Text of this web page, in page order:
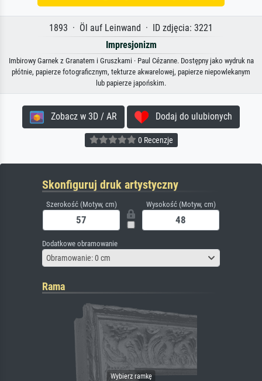
1893 · Öl auf Leinwand · ID zdjęcia: 3221
Impresjonizm
Imbirowy Garnek z Granatem i Gruszkami · Paul Cézanne. Dostępny jako wydruk na
płótnie, papierze fotograficznym, tekturze akwarelowej, papierze niepowlekanym
lub papierze japońskim.
Zobacz w 3D / AR Dodaj do ulubionych
0 Recenzje
Skonfiguruj druk artystyczny
Szerokość (Motyw, cm) Wysokość (Motyw, cm)
Dodatkowe obramowanie
Obramowanie: 0 cm
Rama